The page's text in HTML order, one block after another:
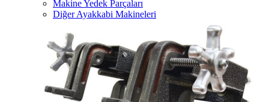
Makine Yedek Parçaları
Diğer Ayakkabi Makineleri